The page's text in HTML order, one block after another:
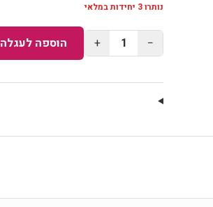
נותרו3 יחידות במלאי
−
1
+ הוספה לעגלה